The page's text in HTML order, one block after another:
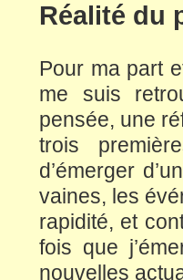
Réalité du
Pour ma part
me suis
pensée, une
trois
d’émerger
vaines, les
rapidité, et
fois que
nouvelles